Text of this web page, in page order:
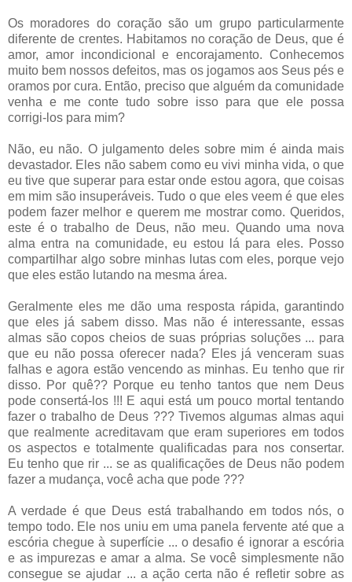
Os moradores do coração são um grupo particularmente
diferente de crentes. Habitamos no coração de Deus, que é
amor, amor incondicional e encorajamento. Conhecemos
muito bem nossos defeitos, mas os jogamos aos Seus pés e
oramos por cura. Então, preciso que alguém da comunidade
venha e me conte tudo sobre isso para que ele possa
corrigi-los para mim?
Não, eu não. O julgamento deles sobre mim é ainda mais
devastador. Eles não sabem como eu vivi minha vida, o que
eu tive que superar para estar onde estou agora, que coisas
em mim são insuperáveis. Tudo o que eles veem é que eles
podem fazer melhor e querem me mostrar como. Queridos,
este é o trabalho de Deus, não meu. Quando uma nova
alma entra na comunidade, eu estou lá para eles. Posso
compartilhar algo sobre minhas lutas com eles, porque vejo
que eles estão lutando na mesma área.
Geralmente eles me dão uma resposta rápida, garantindo
que eles já sabem disso. Mas não é interessante, essas
almas são copos cheios de suas próprias soluções ... para
que eu não possa oferecer nada? Eles já venceram suas
falhas e agora estão vencendo as minhas. Eu tenho que rir
disso. Por quê?? Porque eu tenho tantos que nem Deus
pode consertá-los !!! E aqui está um pouco mortal tentando
fazer o trabalho de Deus ??? Tivemos algumas almas aqui
que realmente acreditavam que eram superiores em todos
os aspectos e totalmente qualificadas para nos consertar.
Eu tenho que rir ... se as qualificações de Deus não podem
fazer a mudança, você acha que pode ???
A verdade é que Deus está trabalhando em todos nós, o
tempo todo. Ele nos uniu em uma panela fervente até que a
escória chegue à superfície ... o desafio é ignorar a escória
e as impurezas e amar a alma. Se você simplesmente não
consegue se ajudar ... a ação certa não é refletir sobre as